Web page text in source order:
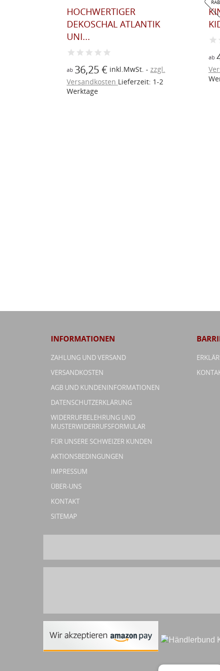
HOCHWERTIGER
DEKOSCHAL ATLANTIK
UNI...
ab 36,25 € inkl.MwSt.
zzgl.
Versandkosten Lieferzeit: 1-2
Werktage
ab
INFORMATIONEN
ZAHLUNG UND VERSAND
VERSANDKOSTEN
AGB UND KUNDENINFORMATIONEN
DATENSCHUTZERKLÄRUNG
WIDERRUFBELEHRUNG UND
MUSTERWIDERRUFSFORMULAR
FÜR UNSERE SCHWEIZER KUNDEN
AKTIONSBEDINGUNGEN
IMPRESSUM
ÜBER-UNS
KONTAKT
SITEMAP